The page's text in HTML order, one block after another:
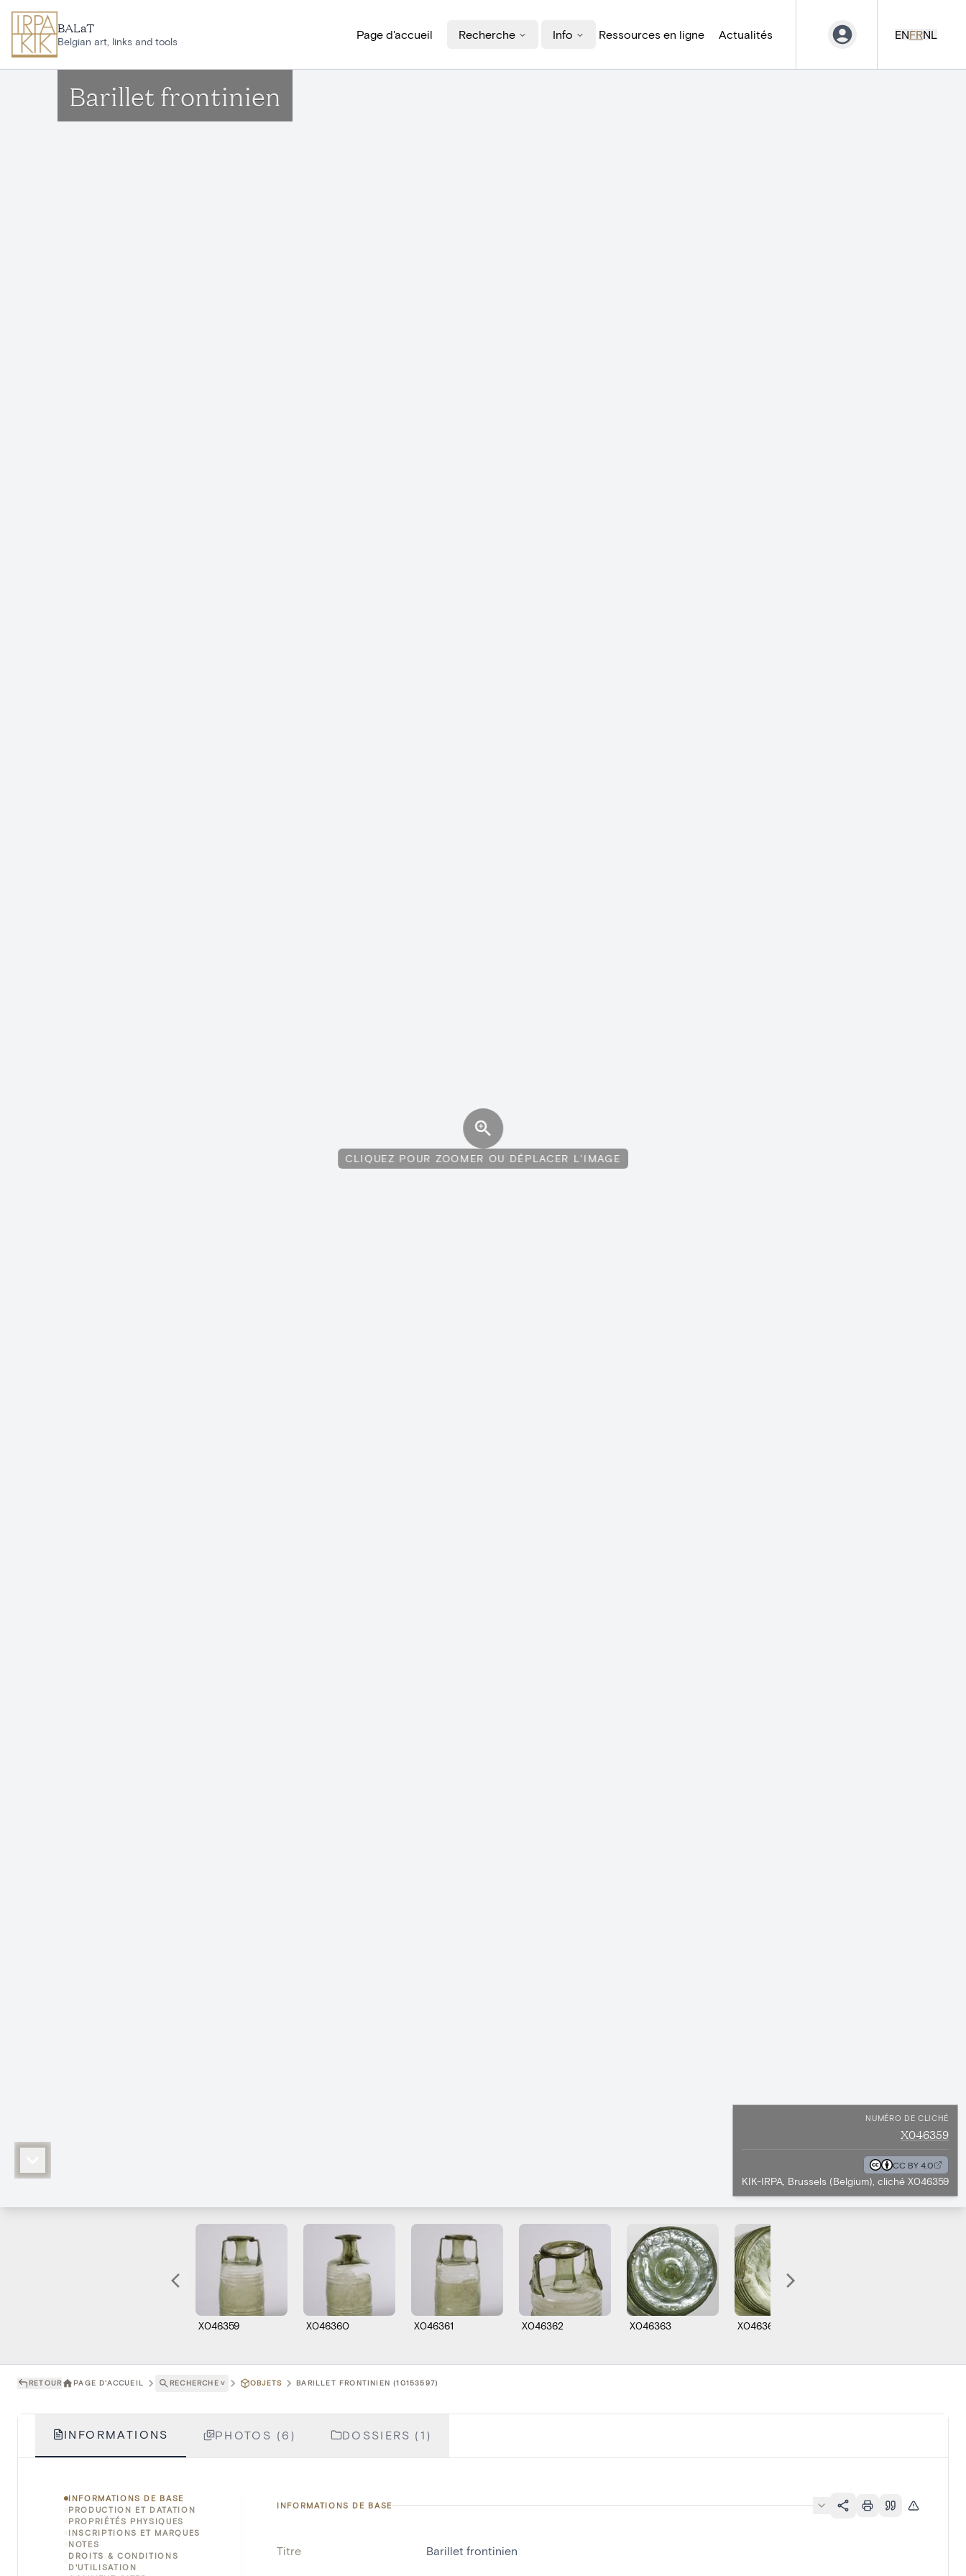
BALaT
Belgian art, links and tools
Page d'accueil Recherche Info Ressources en ligne Actualités ENFRNL
Barillet frontinien
CLIQUEZ POUR ZOOMER OU DÉPLACER L'IMAGE
NUMÉRO DE CLICHÉ
X046359
CC BY 4.0
KIK-IRPA, Brussels (Belgium), cliché X046359
X046359 X046360 X046361 X046362 X046363 X046364
RETOUR PAGE D'ACCUEIL RECHERCHE ˅ OBJETS BARILLET FRONTINIEN (10153597)
INFORMATIONS PHOTOS (6) DOSSIERS (1)
INFORMATIONS DE BASE
PRODUCTION ET DATATION
PROPRIÉTÉS PHYSIQUES
INSCRIPTIONS ET MARQUES
NOTES
DROITS & CONDITIONS
D'UTILISATION
INFORMATIONS DE BASE
Titre Barillet frontinien